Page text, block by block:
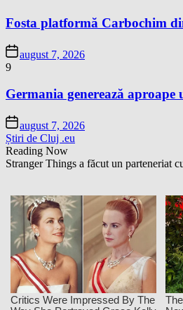
Fosta platformă Carbochim
august 7, 2026
9
Germania generează
august 7, 2026
Știri de Cluj .eu
Reading Now
Stranger Things a făcut un parteneriat